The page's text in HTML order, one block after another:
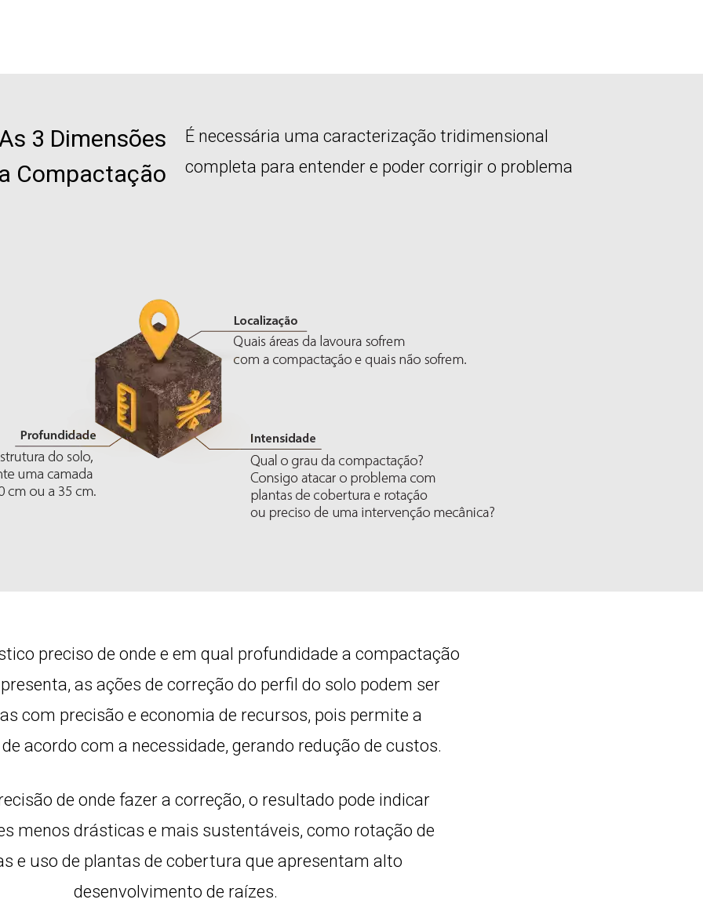
3 Dimensões
Compactação
É necessária uma caracterização tridimensional
completa para entender e poder corrigir o problema
preciso de onde e em qual profundidade a compactação
as ações de correção do perfil do solo podem ser
com precisão e economia de recursos, pois permite a
acordo com a necessidade, gerando redução de custos.
de onde fazer a correção, o resultado pode indicar
menos drásticas e mais sustentáveis, como rotação de
e uso de plantas de cobertura que apresentam alto
desenvolvimento de raízes.